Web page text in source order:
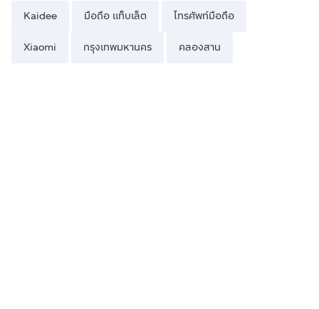
Kaidee มือถือ แท็บเล็ต โทรศัพท์มือถือ
Xiaomi กรุงเทพมหานคร คลองสาน